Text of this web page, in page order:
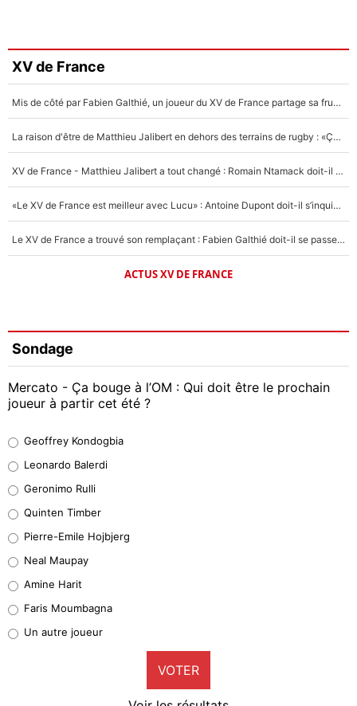
XV de France
Mis de côté par Fabien Galthié, un joueur du XV de France partage sa frustration : «ils ne me l’ont pas dit tout de suite»
La raison d'être de Matthieu Jalibert en dehors des terrains de rugby : «Ça m'atteint autant que si tu touches à un membre de ma famille»
XV de France - Matthieu Jalibert a tout changé : Romain Ntamack doit-il s’inquiéter pour sa place à un an de la Coupe du monde ?
«Le XV de France est meilleur avec Lucu» : Antoine Dupont doit-il s’inquiéter pour sa place ?
Le XV de France a trouvé son remplaçant : Fabien Galthié doit-il se passer d'Antoine Dupont ?
ACTUS XV DE FRANCE
Sondage
Mercato - Ça bouge à l’OM : Qui doit être le prochain
joueur à partir cet été ?
38%
32%
5%
1%
9%
Geoffrey Kondogbia
Leonardo Balerdi
Geronimo Rulli
Quinten Timber
Pierre-Emile Hojbjerg
Neal Maupay
Amine Harit
Faris Moumbagna
Un autre joueur
VOTER